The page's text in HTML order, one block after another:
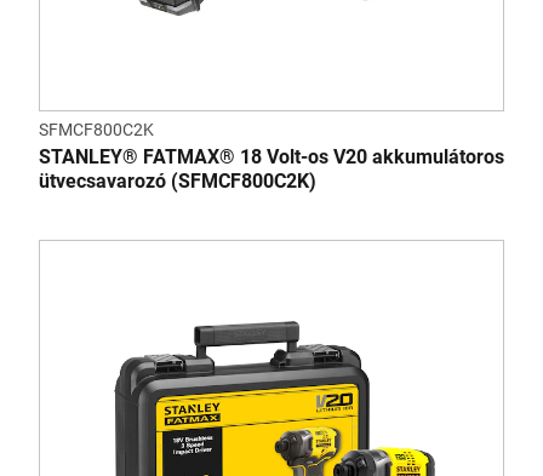
SFMCF800C2K
STANLEY® FATMAX® 18 Volt-os V20 akkumulátoros
ütvecsavarozó (SFMCF800C2K)